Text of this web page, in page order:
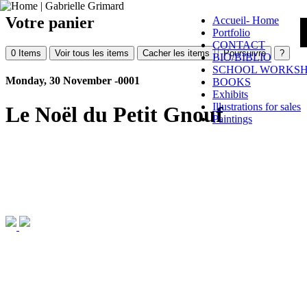
Votre panier
0 Items Voir tous les items Cacher les items Poursuivre ?
Monday, 30 November -0001
Le Noël du Petit Gnouf
Accueil- Home
Portfolio
CONTACT
BIO/BIBLIO
SCHOOL
BOOKS
Exhibits
Illustrations for sales
Paintings